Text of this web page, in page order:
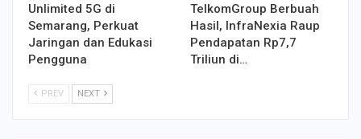
Unlimited 5G di
Semarang, Perkuat
Jaringan dan Edukasi
Pengguna
TelkomGroup Berbuah
Hasil, InfraNexia Raup
Pendapatan Rp7,7
Triliun di…
PREV NEXT